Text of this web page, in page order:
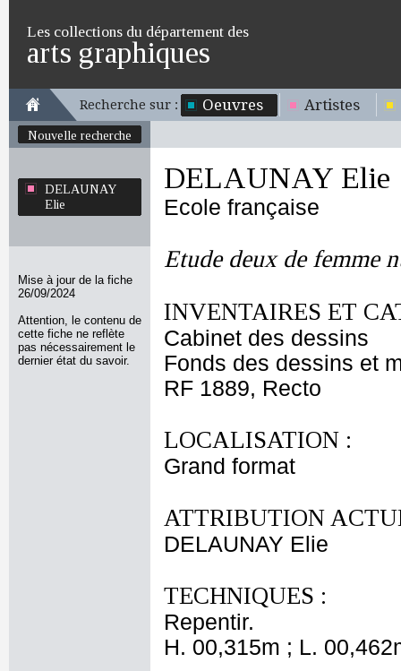
Les collections du département des
arts graphiques
Recherche sur : Oeuvres Artistes
Nouvelle recherche
DELAUNAY
Elie
Mise à jour de la fiche
26/09/2024
Attention, le contenu de
cette fiche ne reflète
pas nécessairement le
dernier état du savoir.
DELAUNAY Elie
Ecole française
Etude deux de femme
INVENTAIRES ET
Cabinet des dessins
Fonds des dessins et
RF 1889, Recto
LOCALISATION :
Grand format
ATTRIBUTION
DELAUNAY Elie
TECHNIQUES :
Repentir.
H. 00,315m ; L.